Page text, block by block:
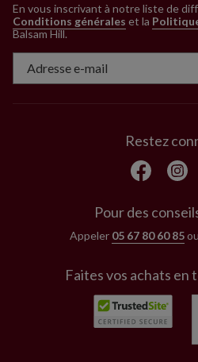
En vous inscrivant à notre liste de
Conditions générales et la
Balsam Hill.
Restez
Pour des
Appeler 05 67 80 60 85ou
Faites vos achats en